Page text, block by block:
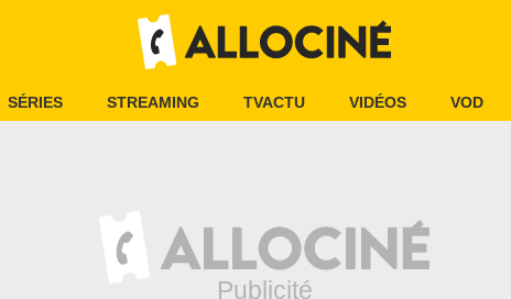
SÉRIES STREAMING TVACTU VIDÉOS VOD